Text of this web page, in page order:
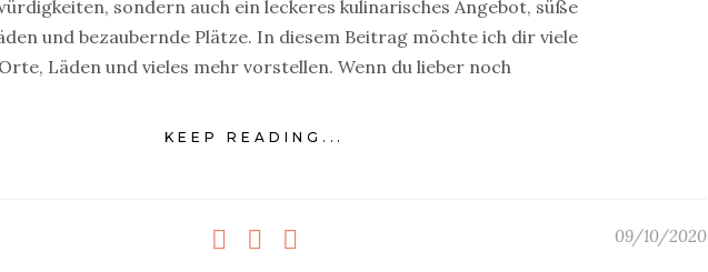
sondern auch ein leckeres kulinarisches Angebot, süße
und bezaubernde Plätze. In diesem Beitrag möchte ich dir viele
Orte, Läden und vieles mehr vorstellen. Wenn du lieber noch
KEEP READING...
09/10/2020